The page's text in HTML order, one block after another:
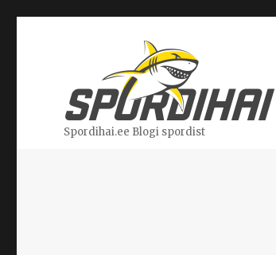
Spordihai.ee Blogi spordist